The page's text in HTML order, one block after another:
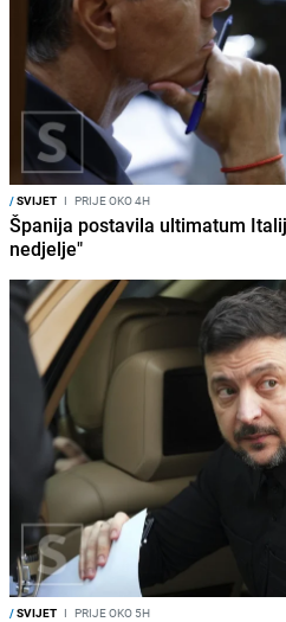
/SVIJET I PRIJE OKO 4H
Španija postavila ultimatum
nedjelje"
/SVIJET I PRIJE OKO 5H